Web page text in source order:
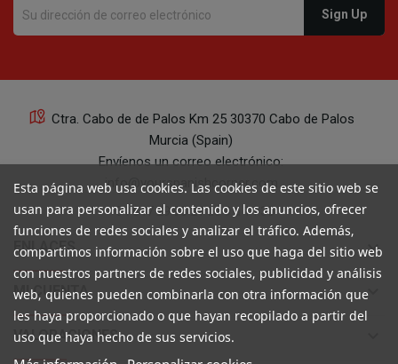
Ctra. Cabo de de Palos Km 25 30370 Cabo de Palos
Murcia (Spain)
Envíenos un correo electrónico:
info@yourspanishcorner.com
+34 647 29 98 21 de 9 a 14:30
ENLACES keyboard_arrow_down
MI CUENTA keyboard_arrow_down
VALORACIONES
Esta página web usa cookies. Las cookies de este sitio web se
usan para personalizar el contenido y los anuncios, ofrecer
funciones de redes sociales y analizar el tráfico. Además,
compartimos información sobre el uso que haga del sitio web
con nuestros partners de redes sociales, publicidad y análisis
web, quienes pueden combinarla con otra información que
les haya proporcionado o que hayan recopilado a partir del
uso que haya hecho de sus servicios.